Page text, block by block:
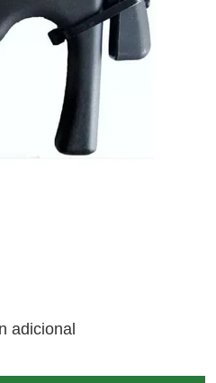
adicional